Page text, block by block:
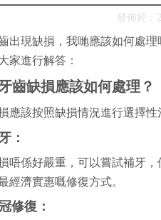
發佈於：
出現缺損，我哋應該如何處
家進行解答：
齒缺損應該如何處理？
應該按照缺損情況進行選擇
：
唔係好嚴重，可以嘗試補牙
經濟實惠嘅修復方式。
修復：